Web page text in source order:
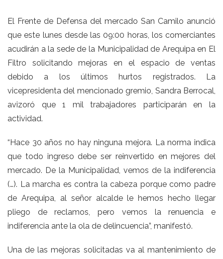
El Frente de Defensa del mercado San Camilo anunció
que este lunes desde las 09:00 horas, los comerciantes
acudirán a la sede de la Municipalidad de Arequipa en El
Filtro solicitando mejoras en el espacio de ventas
debido a los últimos hurtos registrados. La
vicepresidenta del mencionado gremio, Sandra Berrocal,
avizoró que 1 mil trabajadores participarán en la
actividad.
“Hace 30 años no hay ninguna mejora. La norma indica
que todo ingreso debe ser reinvertido en mejores del
mercado. De la Municipalidad, vemos de la indiferencia
(…). La marcha es contra la cabeza porque como padre
de Arequipa, al señor alcalde le hemos hecho llegar
pliego de reclamos, pero vemos la renuencia e
indiferencia ante la ola de delincuencia”, manifestó.
Una de las mejoras solicitadas va al mantenimiento de